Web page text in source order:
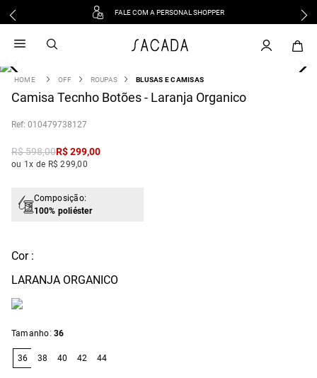
FALE COM A PERSONAL SHOPPER
OFF ROUPAS BLUSAS E CAMISAS
Camisa Tecnho Botões - Laranja Organico
: 010479738127
R$598,00R$299,00
ou 1x de R$ 299,00
Composição:
100% poliéster
Cor :
LARANJA ORGANICO
Tamanho: 36
36 38 40 42 44
vestido
3 º blusa
º tricot
º macacão
jeans
camisa